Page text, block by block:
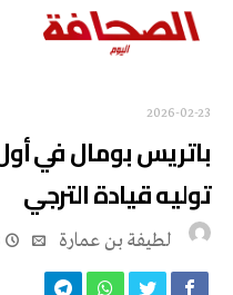
2026-02-23
باتريس بومال في
توليه قيادة الترجي
لطيفة بن عمارة